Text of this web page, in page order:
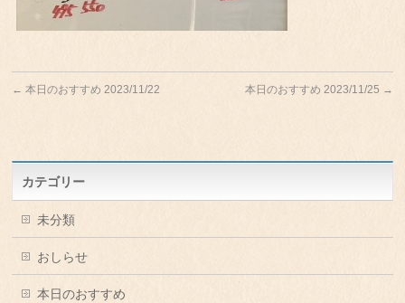
← 本日のおすすめ 2023/11/22 本日のおすすめ 2023/11/25 →
カテゴリー
未分類
おしらせ
本日のおすすめ